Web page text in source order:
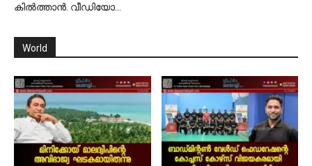
കിൽത്താൻ. വീഡിയോ...
World